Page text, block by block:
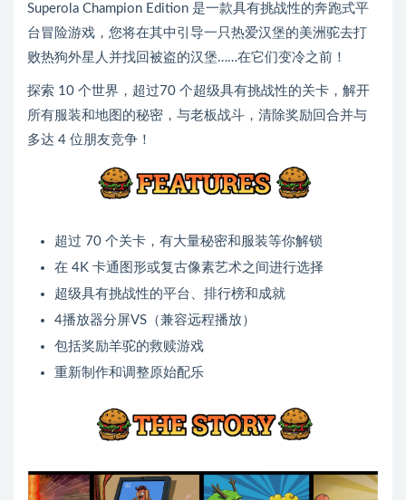
Superola Champion Edition 是一款具有挑战性的奔跑式平
台冒险游戏，您将在其中引导一只热爱汉堡的美洲驼去打
败热狗外星人并找回被盗的汉堡……在它们变冷之前！
探索 10 个世界，超过70 个超级具有挑战性的关卡，解开
所有服装和地图的秘密，与老板战斗，清除奖励回合并与
多达 4 位朋友竞争！
超过 70 个关卡，有大量秘密和服装等你解锁
在 4K 卡通图形或复古像素艺术之间进行选择
超级具有挑战性的平台、排行榜和成就
4播放器分屏VS（兼容远程播放）
包括奖励羊驼的救赎游戏
重新制作和调整原始配乐